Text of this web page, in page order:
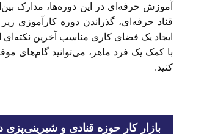
آموزش حرفه‌ای در این دوره‌ها، مدارک
قناد حرفه‌ای، گذراندن دوره کارآموزی
ایجاد یک فضای کاری مناسب آخرین
با کمک یک فرد ماهر، می‌توانید گام‌های
کنید.
بازار کار حوزه قنادی و شیرینی‌پزی در